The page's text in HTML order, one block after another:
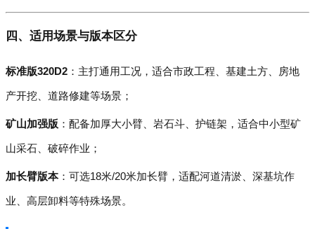
四、适用场景与版本区分
标准版320D2 ：主打通用工况，适合市政工程、基建土方、房地
产开挖、道路修建等场景；
矿山加强版 ：配备加厚大小臂、岩石斗、护链架，适合中小型矿
山采石、破碎作业；
加长臂版本：可选18米/20米加长臂，适配河道清淤、深基坑作
业、高层卸料等特殊场景。